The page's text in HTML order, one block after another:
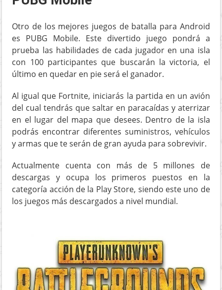
Otro de los mejores juegos de batalla para Android
es PUBG Mobile. Este divertido juego pondrá a
prueba las habilidades de cada jugador en una isla
con 100 participantes que buscarán la victoria, el
último en quedar en pie será el ganador.
Al igual que Fortnite, iniciarás la partida en un avión
del cual tendrás que saltar en paracaídas y aterrizar
en el lugar del mapa que desees. Dentro de la isla
podrás encontrar diferentes suministros, vehículos
y armas que te serán de gran ayuda para sobrevivir.
Actualmente cuenta con más de 5 millones de
descargas y ocupa los primeros puestos en la
categoría acción de la Play Store, siendo este uno de
los juegos más descargados a nivel mundial.